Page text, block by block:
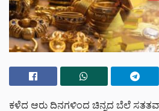
ಕಳೆದ ಆರು ದಿನಗಳಿಂದ ಚಿನ್ನದ ಬೆಲೆ